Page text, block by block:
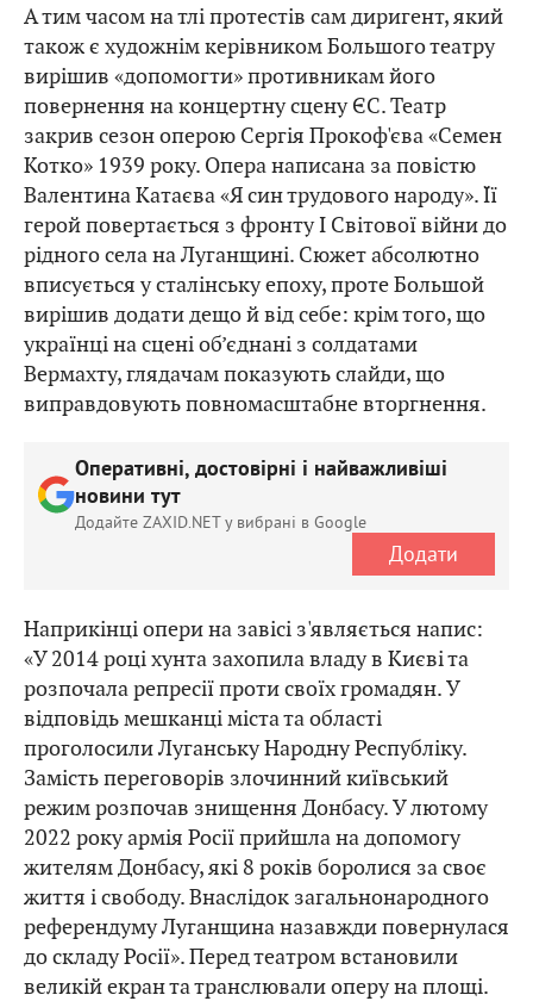
А тим часом на тлі протестів сам диригент, який
також є художнім керівником Большого театру
вирішив «допомогти» противникам його
повернення на концертну сцену ЄС. Театр
закрив сезон оперою Сергія Прокоф'єва «Семен
Котко» 1939 року. Опера написана за повістю
Валентина Катаєва «Я син трудового народу». Її
герой повертається з фронту І Світової війни до
рідного села на Луганщині. Сюжет абсолютно
вписується у сталінську епоху, проте Большой
вирішив додати дещо й від себе: крім того, що
українці на сцені об’єднані з солдатами
Вермахту, глядачам показують слайди, що
виправдовують повномасштабне вторгнення.
Оперативні, достовірні і найважливіші
новини тут
Додайте ZAXID.NET у вибрані в Google
Додати
Наприкінці опери на завісі з'являється напис:
«У 2014 році хунта захопила владу в Києві та
розпочала репресії проти своїх громадян. У
відповідь мешканці міста та області
проголосили Луганську Народну Республіку.
Замість переговорів злочинний київський
режим розпочав знищення Донбасу. У лютому
2022 року армія Росії прийшла на допомогу
жителям Донбасу, які 8 років боролися за своє
життя і свободу. Внаслідок загальнонародного
референдуму Луганщина назавжди повернулася
до складу Росії». Перед театром встановили
великій екран та транслювали оперу на площі.